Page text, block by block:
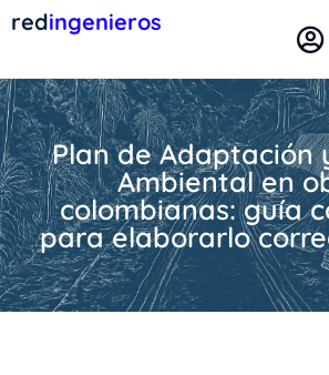
redingenieros
Plan de Adaptación
Ambiental en
colombianas: guía
para elaborarlo